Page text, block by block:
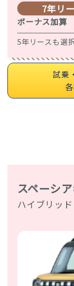
7年リ
ボーナス加算
5年リースも選
試乗
スペーシ
ハイブリッ